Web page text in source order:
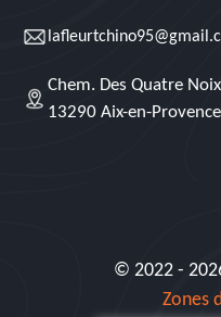
Chem. Des Quatre Noix
13290 Aix-en-Provence
© 2022 -
Zones